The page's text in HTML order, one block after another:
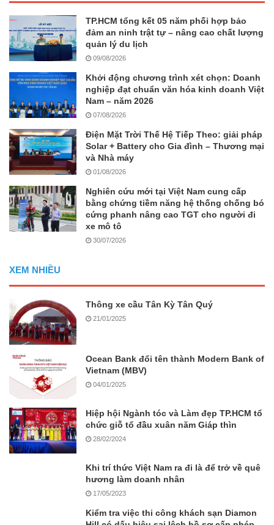
TP.HCM tổng kết 05 năm phối hợp bảo
đảm an ninh trật tự – nâng cao chất lượng
quản lý du lịch
09/08/2026
Khởi động chương trình xét chọn: Doanh
nghiệp đạt chuẩn văn hóa kinh doanh Việt
Nam – năm 2026
07/08/2026
Điện Mặt Trời Thế Hệ Tiếp Theo: giải pháp
Solar + Battery cho Gia đình – Thương mại
và Nhà máy
01/08/2026
Nghiên cứu mới tại Việt Nam cung cấp
bằng chứng tiềm năng hệ thống chống bó
cứng phanh nâng cao TGT cho người đi
xe mô tô
30/07/2026
XEM NHIỀU
Thông xe cầu Tân Kỳ Tân Quý
21/01/2025
Ocean Bank đổi tên thành Modern Bank of
Vietnam (MBV)
04/01/2025
Hiệp hội Ngành tóc và Làm đẹp TP.HCM tổ
chức giỗ tổ đầu xuân năm Giáp thìn
28/02/2024
Khi trí thức Việt Nam ra đi là để trở về quê
hương làm doanh nhân
17/05/2023
Kiểm tra việc thi công khách sạn Diamon